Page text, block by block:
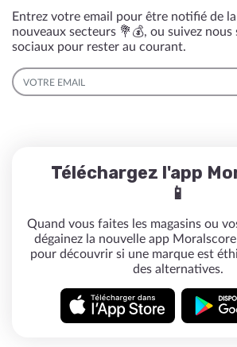
Entrez votre email pour être notifié de
nouveaux secteurs 💐💰, ou suivez nous
sociaux pour rester au courant.
EMAIL
Téléchargez l'app
📱
Quand vous faites les magasins ou
dégainez la nouvelle app
pour découvrir si une marque est
des alternatives.